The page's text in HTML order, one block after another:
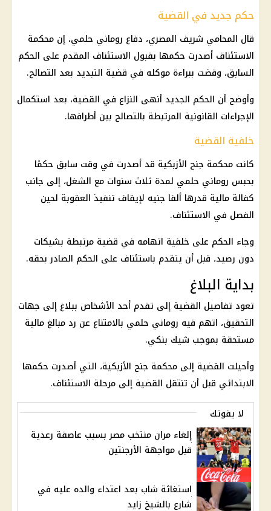
حكم جديد في القضية
قال المحامي شريف المصري، دفاع روماني حلمي، إن محكمة
الاستئناف أصدرت حكمها بقبول الاستئناف المقدم على الحكم
السابق، وقضت ببراءة موكله في قضية التبديد بعد التصالح.
وأوضح أن الحكم الجديد أنهى النزاع في القضية، بعد استكمال
الإجراءات القانونية المرتبطة بالتصالح بين أطرافها.
خلفية القضية
كانت محكمة جنح الأزبكية قد أصدرت في وقت سابق حكمًا
بحبس روماني حلمي لمدة ثلاث سنوات مع الشغل، إلى جانب
كفالة مالية قدرها ألفا جنيه لإيقاف تنفيذ العقوبة لحين
الفصل في الاستئناف.
وجاء الحكم على خلفية اتهامه في قضية مرتبطة بشيكات
دون رصيد، قبل أن يتقدم باستئناف على الحكم الصادر بحقه.
بداية البلاغ
تعود تفاصيل القضية إلى تقدم أحد الأشخاص ببلاغ إلى جهات
التحقيق، اتهم فيه روماني حلمي بالامتناع عن رد مبالغ مالية
مستحقة بموجب شيك بنكي.
وأحيلت القضية إلى محكمة جنح الأزبكية، التي أصدرت حكمها
الابتدائي قبل أن تنتقل القضية إلى مرحلة الاستئناف.
لا يفوتك
إلغاء مران منتخب مصر بسبب عاصفة رعدية
قبل مواجهة الأرجنتين
استغاثة شاب بعد اعتداء والده عليه في
شارع بالشيخ زايد